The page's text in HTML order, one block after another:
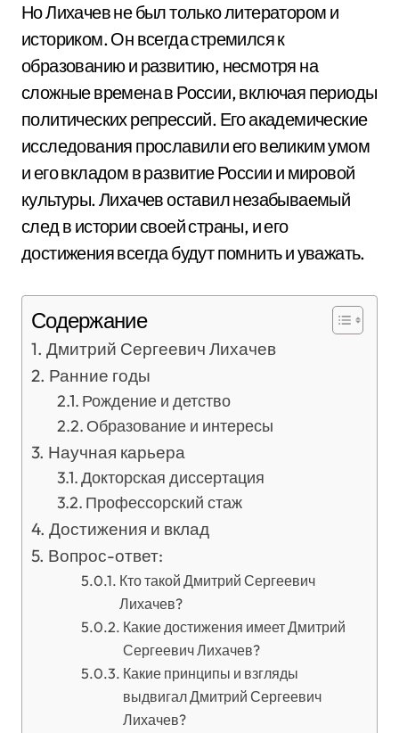
Но Лихачев не был только литератором и
историком. Он всегда стремился к
образованию и развитию, несмотря на
сложные времена в России, включая периоды
политических репрессий. Его академические
исследования прославили его великим умом
и его вкладом в развитие России и мировой
культуры. Лихачев оставил незабываемый
след в истории своей страны, и его
достижения всегда будут помнить и уважать.
Содержание
Дмитрий Сергеевич Лихачев
Ранние годы
Рождение и детство
Образование и интересы
Научная карьера
Докторская диссертация
Профессорский стаж
Достижения и вклад
Вопрос-ответ:
Кто такой Дмитрий Сергеевич
Лихачев?
Какие достижения имеет Дмитрий
Сергеевич Лихачев?
Какие принципы и взгляды
выдвигал Дмитрий Сергеевич
Лихачев?